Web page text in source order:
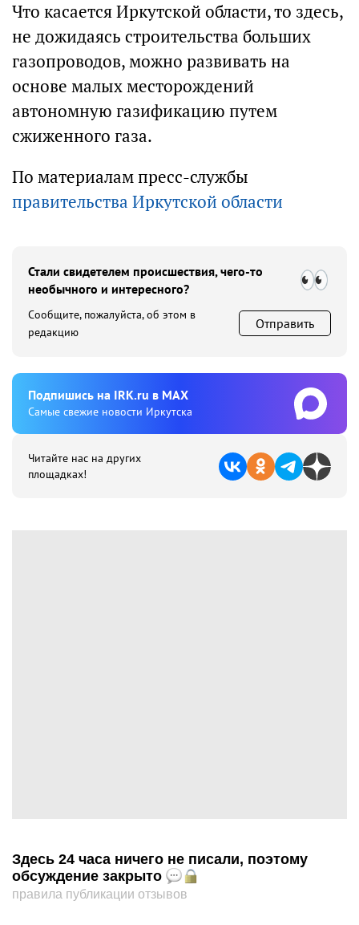
Что касается Иркутской области, то здесь,
не дожидаясь строительства больших
газопроводов, можно развивать на
основе малых месторождений
автономную газификацию путем
сжиженного газа.
По материалам пресс-службы
правительства Иркутской области
Стали свидетелем происшествия, чего-то
необычного и интересного?
Сообщите, пожалуйста, об этом в
редакцию
Отправить
Подпишиcь на IRK.ru в MAX
Cамые свежие новости Иркутска
Читайте нас на других
площадках!
Здесь 24 часа ничего не писали, поэтому
обсуждение закрыто
правила публикации отзывов